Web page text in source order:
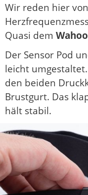
Wir reden hier
Quasi dem
Der Sensor Pod
leicht
den beiden
Brustgurt. Das
hält stabil.